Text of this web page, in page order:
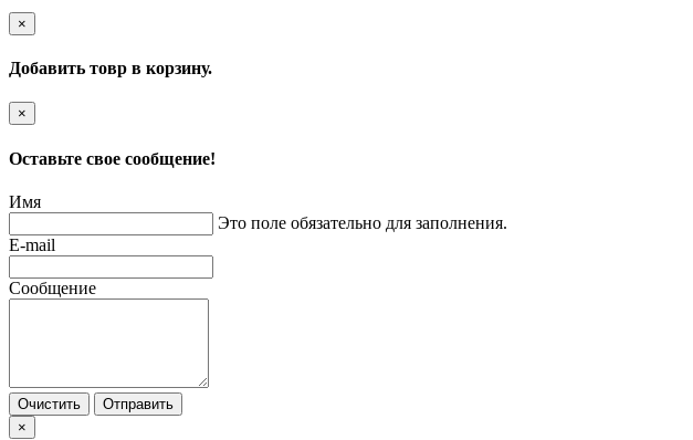
×
Добавить товр в корзину.
×
Оставьте свое сообщение!
Имя
Это поле обязательно для заполнения.
E-mail
Сообщение
Очистить
Отправить
×